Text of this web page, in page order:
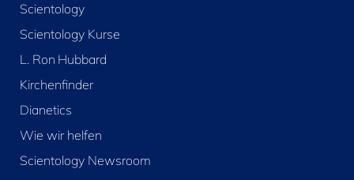
Scientology
Scientology Kurse
L. Ron Hubbard
Kirchenfinder
Dianetics
Wie wir helfen
Scientology Newsroom